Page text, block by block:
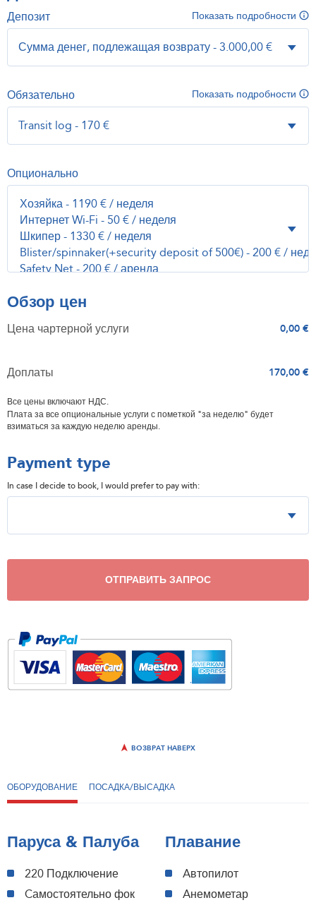
Показать подробности
Депозит
Показать подробности
Обязательно
Опционально
Обзор цен
Цена чартерной услуги 0,00 €
Доплаты 170,00 €
Все цены включают НДС.
Плата за все опциональные услуги с пометкой "за неделю" будет
взиматься за каждую неделю аренды.
Payment type
In case I decide to book, I would prefer to pay with:
ОТПРАВИТЬ ЗАПРОС
ВОЗВРАТ НАВЕРХ
ОБОРУДОВАНИЕ ПОСАДКА/ВЫСАДКА
Паруса & Палуба
220 Подключение
Cамостоятельно фок
Плавание
Aвтопилот
Aнемометар